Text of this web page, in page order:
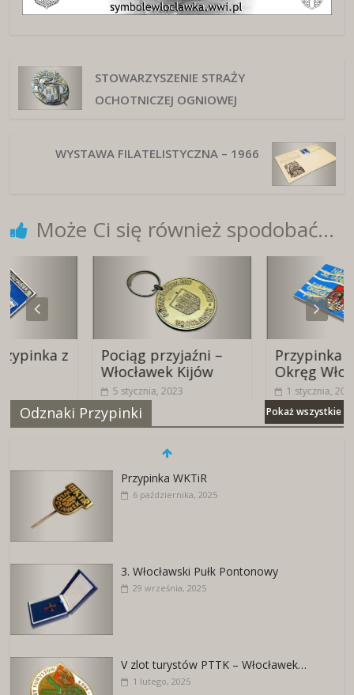
STOWARZYSZENIE STRAŻY
OCHOTNICZEJ OGNIOWEJ
WYSTAWA FILATELISTYCZNA – 1966
Może Ci się również spodobać...
z
Pociąg przyjaźni –
Włocławek Kijów
5 stycznia, 2023
Przypinka PZW
Okręg Włocławek
1 stycznia, 2025
Odznaki Przypinki Pokaż wszystkie
Przypinka WKTiR
6 października, 2025
3. Włocławski Pułk Pontonowy
29 września, 2025
V zlot turystów PTTK – Włocławek…
1 lutego, 2025